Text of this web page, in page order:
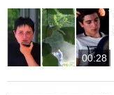
00:28